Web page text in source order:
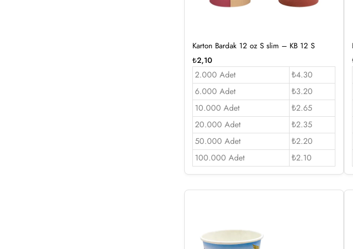
Karton Bardak 12 oz S slim – KB 12 S
₺2,10
2.000 Adet
₺4.30
6.000 Adet
₺3.20
10.000 Adet
₺2.65
20.000 Adet
₺2.35
50.000 Adet
₺2.20
100.000 Adet
₺2.10